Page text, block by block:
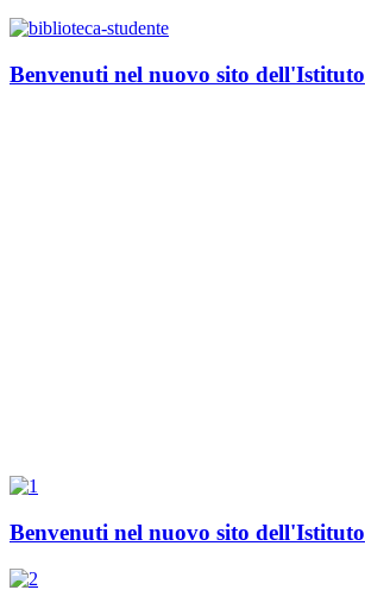
Benvenuti nel nuovo sito dell'Istituto
Benvenuti nel nuovo sito dell'Istituto